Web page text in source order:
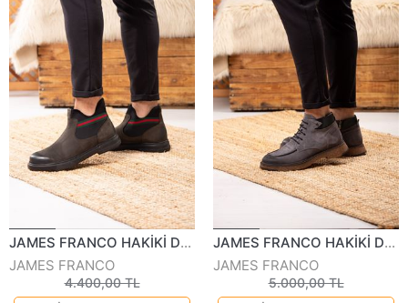
JAMES FRANCO HAKİKİ DERİ ERKEK GÜNLÜK BOT 687023K
JAMES FRANCO
4.400,00 TL
JAMES FRANCO HAKİKİ DERİ ERKEK GÜNLÜK BOT 932123K
JAMES FRANCO
5.000,00 TL